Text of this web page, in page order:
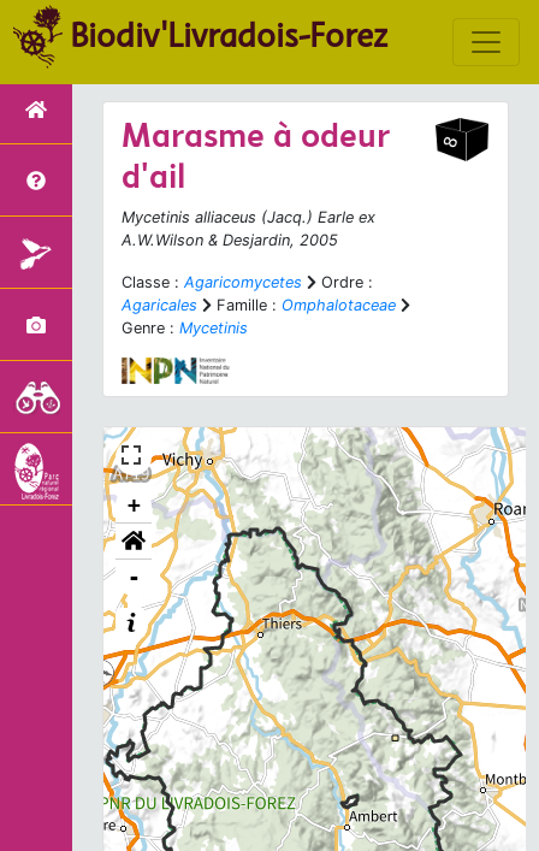
Biodiv'Livradois-Forez
Marasme à odeur
d'ail
Mycetinis alliaceus (Jacq.) Earle ex
A.W.Wilson & Desjardin, 2005
Classe : Agaricomycetes
Ordre :
Agaricales
Famille : Omphalotaceae
Genre : Mycetinis
+
-